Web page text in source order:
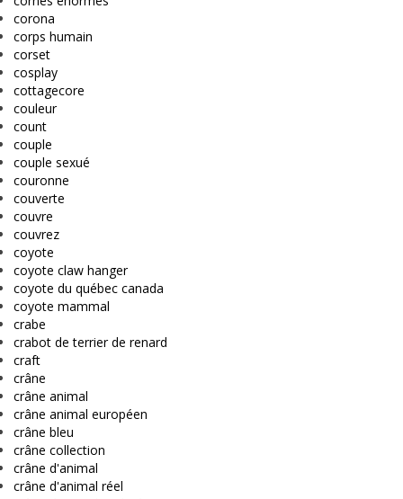
corona
corps humain
corset
cosplay
cottagecore
couleur
count
couple
couple sexué
couronne
couverte
couvre
couvrez
coyote
coyote claw hanger
coyote du québec canada
coyote mammal
crabe
crabot de terrier de renard
craft
crâne
crâne animal
crâne animal européen
crâne bleu
crâne collection
crâne d'animal
crâne d'animal réel